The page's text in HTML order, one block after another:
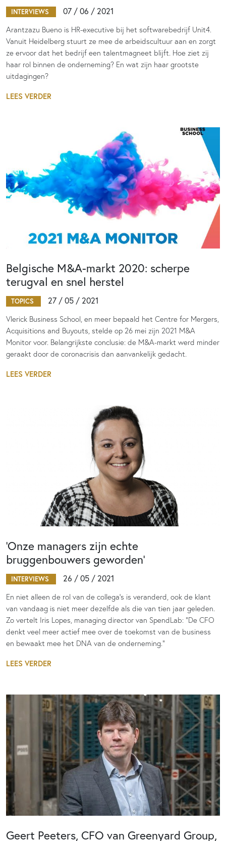
INTERVIEWS 07 / 06 / 2021
Arantzazu Bueno is HR-executive bij het softwarebedrijf Unit4.
Vanuit Heidelberg stuurt ze mee de arbeidscultuur aan en zorgt
ze ervoor dat het bedrijf een talentmagneet blijft. Hoe ziet zij
haar rol binnen de onderneming? En wat zijn haar grootste
uitdagingen?
LEES VERDER
Belgische M&A-markt 2020: scherpe
terugval en snel herstel
TOPICS 27 / 05 / 2021
Vlerick Business School, en meer bepaald het Centre for Mergers,
Acquisitions and Buyouts, stelde op 26 mei zijn 2021 M&A
Monitor voor. Belangrijkste conclusie: de M&A-markt werd minder
geraakt door de coronacrisis dan aanvankelijk gedacht.
LEES VERDER
‘Onze managers zijn echte
bruggenbouwers geworden’
INTERVIEWS 26 / 05 / 2021
En niet alleen de rol van de collega’s is veranderd, ook de klant
van vandaag is niet meer dezelfde als die van tien jaar geleden.
Zo vertelt Iris Lopes, managing director van SpendLab: “De CFO
denkt veel meer actief mee over de toekomst van de business
en bewaakt mee het DNA van de onderneming."
LEES VERDER
Geert Peeters, CFO van Greenyard Group,